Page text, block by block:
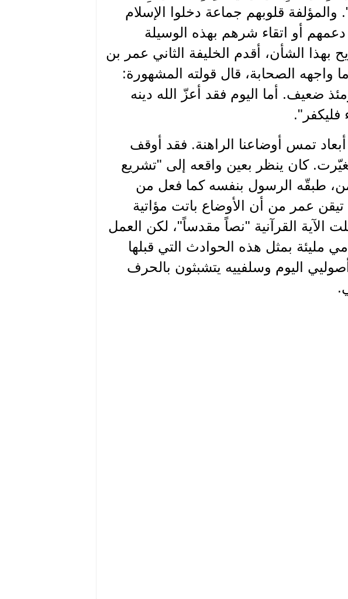
قلوبهم جماعة دخلوا الإسلام
أو اتقاء شرهم بهذه الوسيلة
الشأن، أقدم الخليفة الثاني عمر بن
الصحابة، قال قولته المشهورة:
ضعيف. أما اليوم فقد أعزّ الله دينه
تمس أوضاعنا الراهنة. فقد أوقف
كان ينظر بعين واقعه إلى "تشريع
طبقّه الرسول بنفسه كما فعل من
تيقن عمر من أن الأوضاع باتت مؤاتية
الآية القرآنية "نصاً مقدساً"، لكن العمل
مليئة بمثل هذه الحوادث التي قبلها
اليوم وسلفييه يتشبثون بالحرف